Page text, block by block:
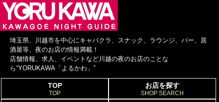
埼玉県、川越市を中心にキャバクラ、スナック、ラウンジ、バー、居
酒屋等、夜のお店の情報満載！
店舗情報、求人、イベントなど川越の夜のお店のことな
ら“YORUKAWA「よるかわ」”
TOP
TOP
お店を探す
SHOP SEARCH